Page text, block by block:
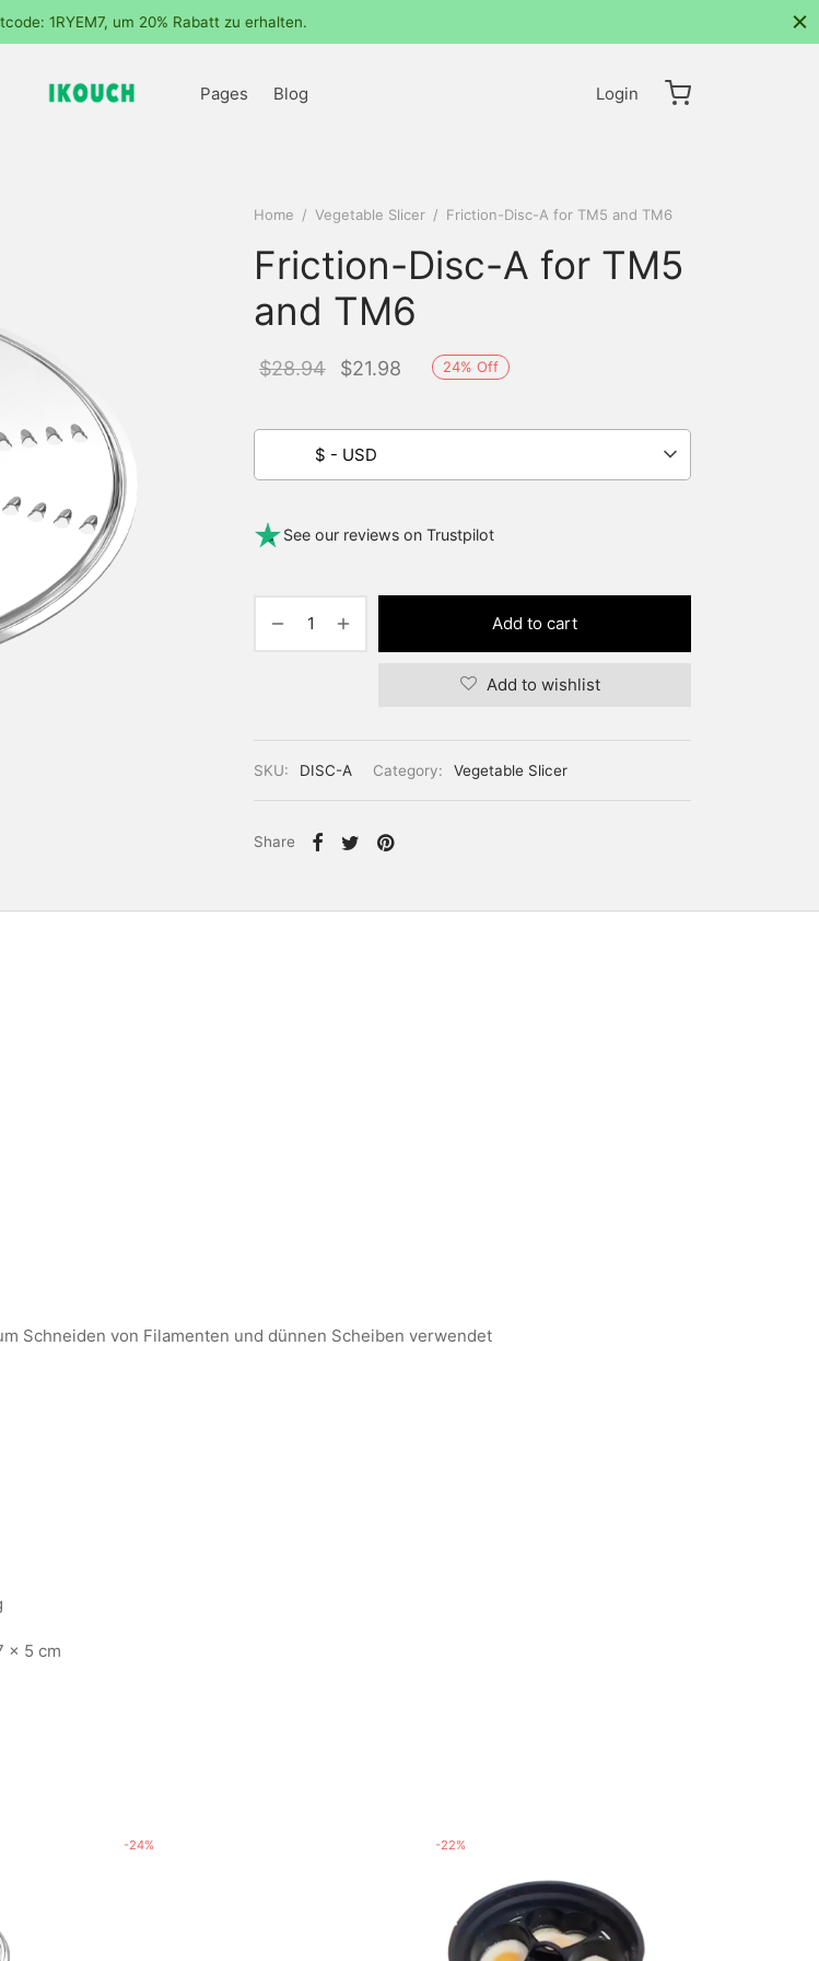
um 20% Rabatt zu erhalten.
Pages Blog Login
Home / Vegetable Slicer / Friction-Disc-A for TM5 and TM6
Friction-Disc-A for TM5
and TM6
24% Off
$28.94 $21.98
$ - USD
See our reviews on Trustpilot
Add to cart
Add to wishlist
SKU: DISC-A Category: Vegetable Slicer
Share
Schneiden von Filamenten und dünnen Scheiben verwendet
× 5 cm
-24% -22%